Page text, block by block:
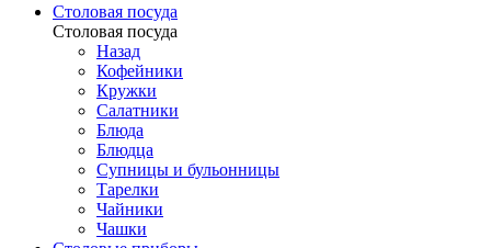
Столовая посуда
Столовая посуда
Назад
Кофейники
Кружки
Салатники
Блюда
Блюдца
Супницы и бульонницы
Тарелки
Чайники
Чашки